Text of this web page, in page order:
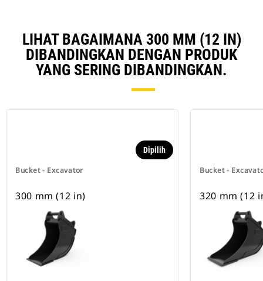
LIHAT BAGAIMANA 300 MM (12 IN)
DIBANDINGKAN DENGAN PRODUK
YANG SERING DIBANDINGKAN.
Bucket - Excavator
Dipilih
300 mm (12 in)
Bucket -
320 mm (12